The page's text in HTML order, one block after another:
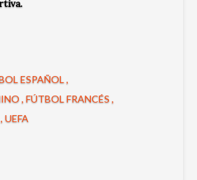
ESPAÑOL
FÚTBOL FRANCÉS
UEFA